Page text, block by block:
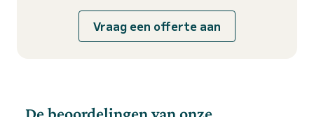
Vraag een offerte aan
De beoordelingen van onze